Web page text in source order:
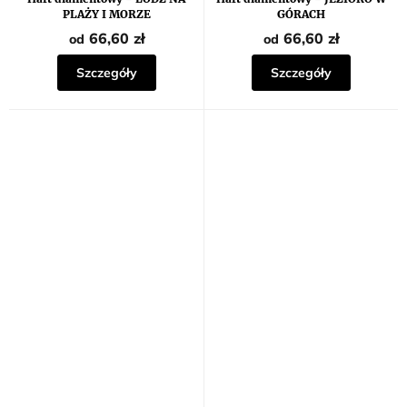
PLAŻY I MORZE
od 66,60 zł
Szczegóły
GÓRACH
wynosi
5,0
na
5
gwiazdek.
od 66,60 zł
Szczegóły